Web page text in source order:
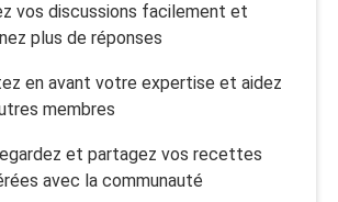
vos discussions facilement et
plus de réponses
en avant votre expertise et aidez
membres
et partagez vos recettes
avec la communauté